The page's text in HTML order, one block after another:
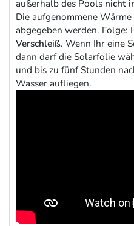
außerhalb des Pools nicht
Die aufgenommene
abgegeben werden. Folge:
Verschleiß. Wenn Ihr eine
dann darf die Solarfolie
und bis zu fünf Stunden
Wasser aufliegen.